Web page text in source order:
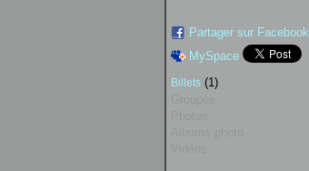
Partager sur Facebook
MySpace
Billets (1)